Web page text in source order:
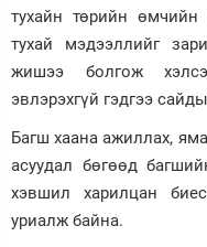
тухайн төрийн өмчийн
тухай мэдээллийг
жишээ болгож
эвлэрэхгүй гэдгээ
Багш хаана ажиллах,
асуудал бөгөөд
хэвшил харилцан
уриалж байна.